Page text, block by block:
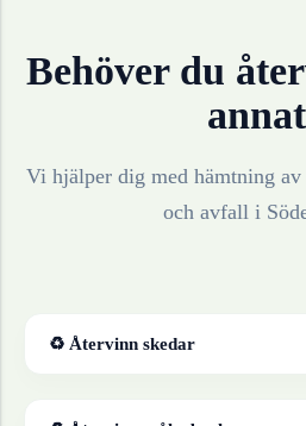
Behöver du
Vi hjälper dig med hämtning
och avfall i
♻ Återvinn skedar